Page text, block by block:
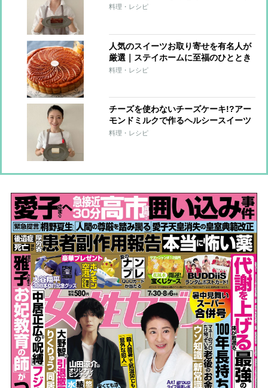
ラウニー」【市橋有里の美レシピ】
料理・レシピ
人気のスイーツお取り寄せを有名人が
厳選｜ステイホームに至福のひととき
を
料理・レシピ
チーズを使わないチーズケーキ!?アー
モンドミルクで作るヘルシースイーツ
【市橋有里の美レシピ】
料理・レシピ